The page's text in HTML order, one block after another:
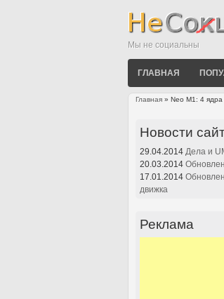
Мы не социальны
ГЛАВНАЯ
Главная » Neo M1: 4
Новости
29.04.2014 Дела и
20.03.2014
17.01.2014
движка
Реклама